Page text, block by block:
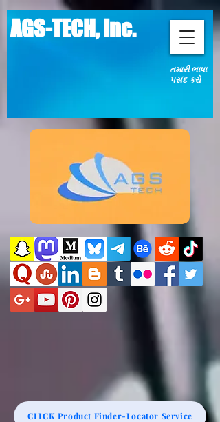
AGS-TECH, Inc.
તમારી ભાષા
પસંદ કરો
CLICK Product Finder-Locator Service